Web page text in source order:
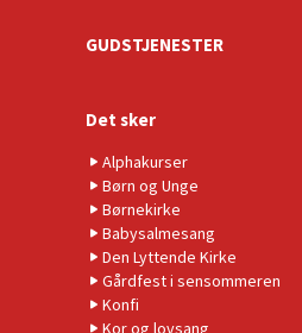
GUDSTJENESTER
Det sker
Alphakurser
Børn og Unge
Børnekirke
Babysalmesang
Den Lyttende Kirke
Gårdfest i sensommeren
Konfi
Kor og lovsang